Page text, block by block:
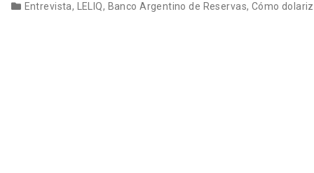
Entrevista, LELIQ, Banco Argentino de Reservas, Cómo